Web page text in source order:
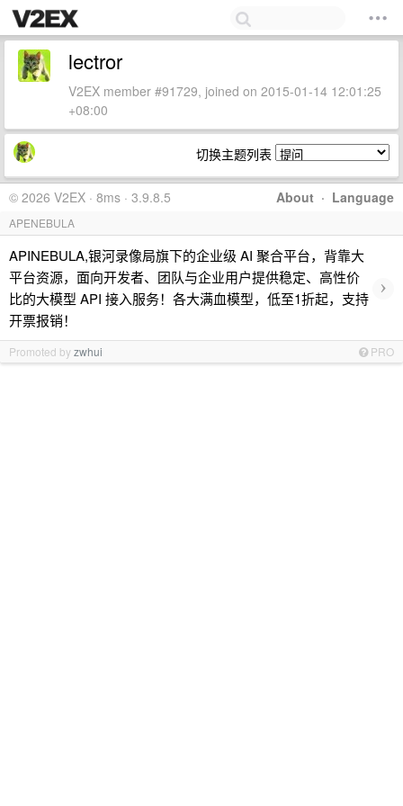
lectror
V2EX member #91729, joined on 2015-01-14 12:01:25
+08:00
切换主题列表
About · Language
© 2026 V2EX · 8ms · 3.9.8.5
APENEBULA
APINEBULA,银河录像局旗下的企业级 AI 聚合平台，背靠大
平台资源，面向开发者、团队与企业用户提供稳定、高性价
比的大模型 API 接入服务！各大满血模型，低至1折起，支持
开票报销！
›
Promoted byzwhui PRO